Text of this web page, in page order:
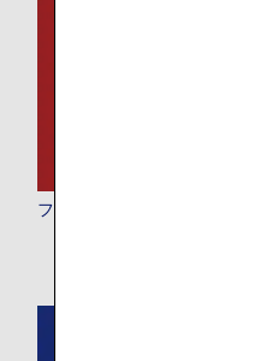
ファーストクラス